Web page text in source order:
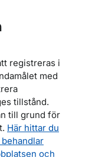
registreras i
med
tillstånd.
till grund för
Här hittar du
och